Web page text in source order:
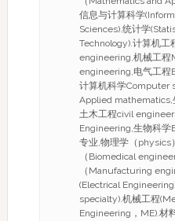
信息与计算科学
Sciences).统计学
Technology).计算机工
engineering,机械工程
engineering,电气工程
计算机科学Computer
Applied
土木工程civil
Engineering,生物科学
专业,物理学（physics
（Biomedical
（Manufacturing
(Electrical
specialty).机械工程
Engineering，ME).材